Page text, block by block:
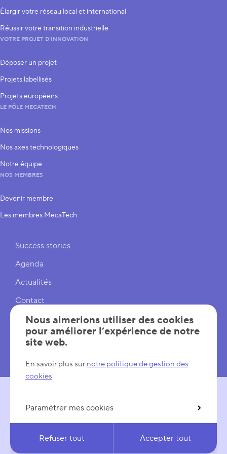
Élargir votre réseau local et international
Réussir votre transition industrielle
VOTRE PROJET D’INNOVATION
Déposer un projet
Projets labellisés
Projets européens
LE PÔLE MECATECH
Nos missions
Nos axes technologiques
Notre équipe
NOS MEMBRES
Devenir membre
Les membres MecaTech
Liens rapides
Success stories
Agenda
Actualités
Contact
Cookies
Réglages cookies
SUIVEZ-NOUS
Nous aimerions utiliser des cookies
pour améliorer l’expérience de notre
site web.
En savoir plus sur notre politique de gestion des
cookies
Paramétrer mes cookies
Refuser tout Accepter tout